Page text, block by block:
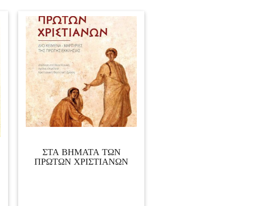
ΣΤΑ ΒΗΜΑΤΑ ΤΩΝ
ΠΡΩΤΩΝ ΧΡΙΣΤΙΑΝΩΝ